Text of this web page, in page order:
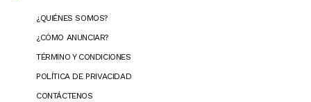
¿QUIÉNES SOMOS?
¿CÓMO ANUNCIAR?
TÉRMINO Y CONDICIONES
POLÍTICA DE PRIVACIDAD
CONTÁCTENOS